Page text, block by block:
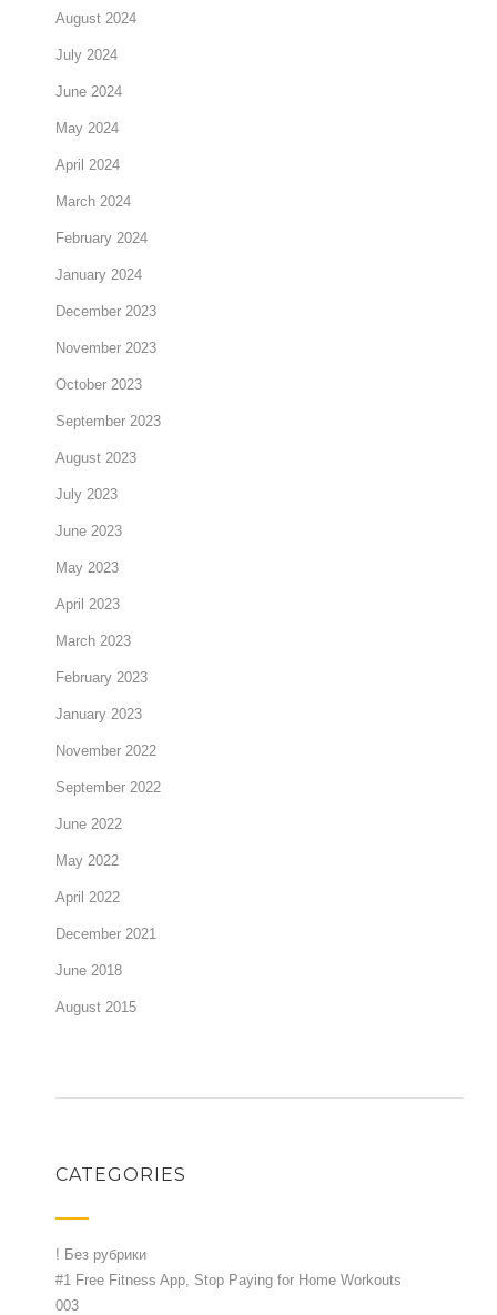
August 2024
July 2024
June 2024
May 2024
April 2024
March 2024
February 2024
January 2024
December 2023
November 2023
October 2023
September 2023
August 2023
July 2023
June 2023
May 2023
April 2023
March 2023
February 2023
January 2023
November 2022
September 2022
June 2022
May 2022
April 2022
December 2021
June 2018
August 2015
CATEGORIES
! Без рубрики
#1 Free Fitness App, Stop Paying for Home Workouts
003